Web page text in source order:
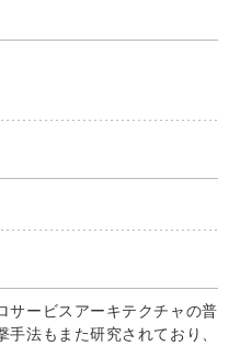
サービスアーキテクチャの普
法もまた研究されており、